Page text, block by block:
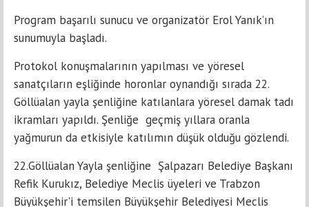
Program başarılı sunucu ve organizatör Erol Yanık’ın
sunumuyla başladı.
Protokol konuşmalarının yapılması ve yöresel
sanatçıların eşliğinde horonlar oynandığı sırada 22.
Göllüalan yayla şenliğine katılanlara yöresel damak tadı
ikramları yapıldı. Şenliğe geçmiş yıllara oranla
yağmurun da etkisiyle katılımın düşük olduğu gözlendi.
22.Göllüalan Yayla şenliğine Şalpazarı Belediye Başkanı
Refik Kurukız, Belediye Meclis üyeleri ve Trabzon
Büyükşehir'i temsilen Büyükşehir Belediyesi Meclis